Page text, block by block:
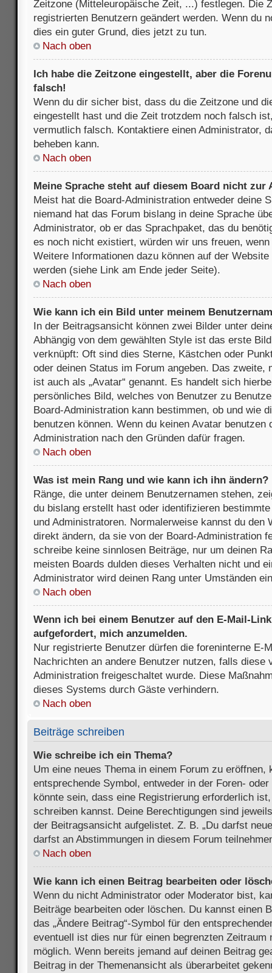
Zeitzone (Mitteleuropäische Zeit, ...) festlegen. Die
registrierten Benutzern geändert werden. Wenn du
dies ein guter Grund, dies jetzt zu tun.
Nach oben
Ich habe die Zeitzone eingestellt, aber die
falsch!
Wenn du dir sicher bist, dass du die Zeitzone und
eingestellt hast und die Zeit trotzdem noch falsch
vermutlich falsch. Kontaktiere einen Administrator,
beheben kann.
Nach oben
Meine Sprache steht auf diesem Board nicht zur
Meist hat die Board-Administration entweder deine
niemand hat das Forum bislang in deine Sprache
Administrator, ob er das Sprachpaket, das du
es noch nicht existiert, würden wir uns freuen,
Weitere Informationen dazu können auf der
werden (siehe Link am Ende jeder Seite).
Nach oben
Wie kann ich ein Bild unter meinem
In der Beitragsansicht können zwei Bilder unter
Abhängig von dem gewählten Style ist das erste
verknüpft: Oft sind dies Sterne, Kästchen oder
oder deinen Status im Forum angeben. Das zweite,
ist auch als „Avatar“ genannt. Es handelt sich
persönliches Bild, welches von Benutzer zu
Board-Administration kann bestimmen, ob und wie
benutzen können. Wenn du keinen Avatar
Administration nach den Gründen dafür fragen.
Nach oben
Was ist mein Rang und wie kann ich ihn ändern?
Ränge, die unter deinem Benutzernamen stehen,
du bislang erstellt hast oder identifizieren
und Administratoren. Normalerweise kannst du den
direkt ändern, da sie von der Board-Administration
schreibe keine sinnlosen Beiträge, nur um deinen
meisten Boards dulden dieses Verhalten nicht und
Administrator wird deinen Rang unter Umständen
Nach oben
Wenn ich bei einem Benutzer auf den E-Mail-
aufgefordert, mich anzumelden.
Nur registrierte Benutzer dürfen die foreninterne E-
Nachrichten an andere Benutzer nutzen, falls diese
Administration freigeschaltet wurde. Diese
dieses Systems durch Gäste verhindern.
Nach oben
Beiträge schreiben
Wie schreibe ich ein Thema?
Um eine neues Thema in einem Forum zu eröffnen,
entsprechende Symbol, entweder in der Foren-
könnte sein, dass eine Registrierung erforderlich
schreiben kannst. Deine Berechtigungen sind
der Beitragsansicht aufgelistet. Z. B. „Du darfst
darfst an Abstimmungen in diesem Forum
Nach oben
Wie kann ich einen Beitrag bearbeiten oder
Wenn du nicht Administrator oder Moderator bist,
Beiträge bearbeiten oder löschen. Du kannst einen
das „Ändere Beitrag“-Symbol für den
eventuell ist dies nur für einen begrenzten Zeitraum
möglich. Wenn bereits jemand auf deinen Beitrag
Beitrag in der Themenansicht als überarbeitet